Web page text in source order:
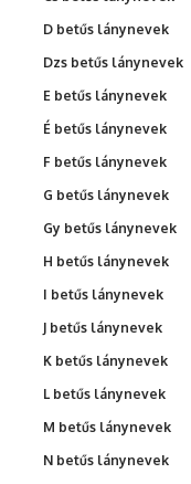
D betűs lánynevek
Dzs betűs lánynevek
E betűs lánynevek
É betűs lánynevek
F betűs lánynevek
G betűs lánynevek
Gy betűs lánynevek
H betűs lánynevek
I betűs lánynevek
J betűs lánynevek
K betűs lánynevek
L betűs lánynevek
M betűs lánynevek
N betűs lánynevek